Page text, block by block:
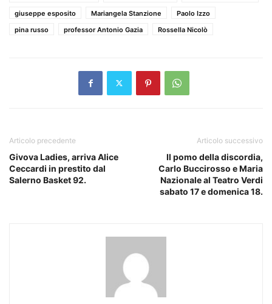
giuseppe esposito
Mariangela Stanzione
Paolo Izzo
pina russo
professor Antonio Gazia Rossella Nicolò
Articolo precedente
Givova Ladies, arriva Alice
Ceccardi in prestito dal
Salerno Basket 92.
Articolo successivo
Il pomo della discordia,
Carlo Buccirosso e Maria
Nazionale al Teatro Verdi
sabato 17 e domenica 18.